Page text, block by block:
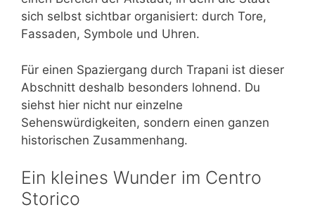
sich selbst sichtbar organisiert: durch Tore,
Fassaden, Symbole und Uhren.
Für einen Spaziergang durch Trapani ist dieser
Abschnitt deshalb besonders lohnend. Du
siehst hier nicht nur einzelne
Sehenswürdigkeiten, sondern einen ganzen
historischen Zusammenhang.
Ein kleines Wunder im Centro
Storico